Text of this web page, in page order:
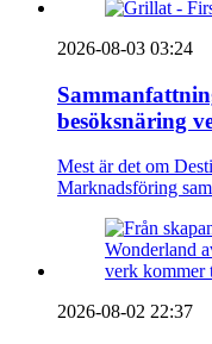
2026-08-03 03:24
besöksnäring
Mest är det om
Marknadsföring
2026-08-02 22:37